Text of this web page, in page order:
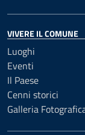
VIVERE IL COMUNE
Luoghi
Eventi
Il Paese
Cenni storici
Galleria